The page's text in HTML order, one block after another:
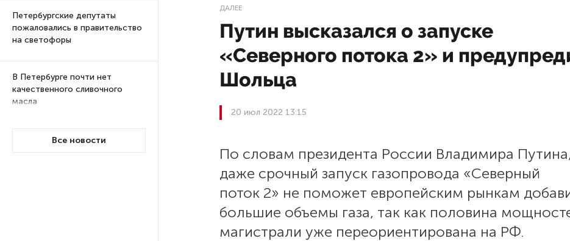
Петербургские депутаты
пожаловались в правительство
на светофоры
В Петербурге почти нет
качественного сливочного
масла
Суд по делу об убийстве 9-
Все новости
ДАЛЕЕ
Путин высказался о запуске
«Северного потока 2» и
Шольца
20 июл 2022 13:15
По словам президента России Владимира Путина,
даже срочный запуск газопровода «Северный
поток 2» не поможет европейским рынкам
большие объемы газа, так как половина
магистрали уже переориентирована на РФ.